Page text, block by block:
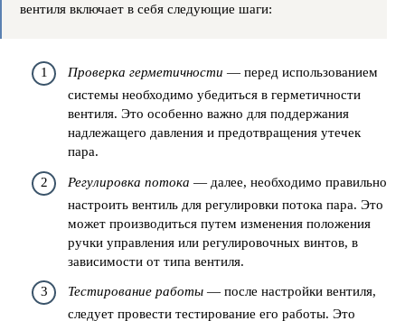
вентиля включает в себя следующие шаги:
Проверка герметичности — перед использованием
системы необходимо убедиться в герметичности
вентиля. Это особенно важно для поддержания
надлежащего давления и предотвращения утечек
пара.
Регулировка потока — далее, необходимо правильно
настроить вентиль для регулировки потока пара. Это
может производиться путем изменения положения
ручки управления или регулировочных винтов, в
зависимости от типа вентиля.
Тестирование работы — после настройки вентиля,
следует провести тестирование его работы. Это